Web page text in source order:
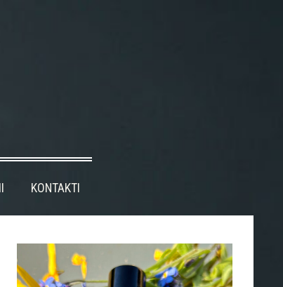
KONTAKTI